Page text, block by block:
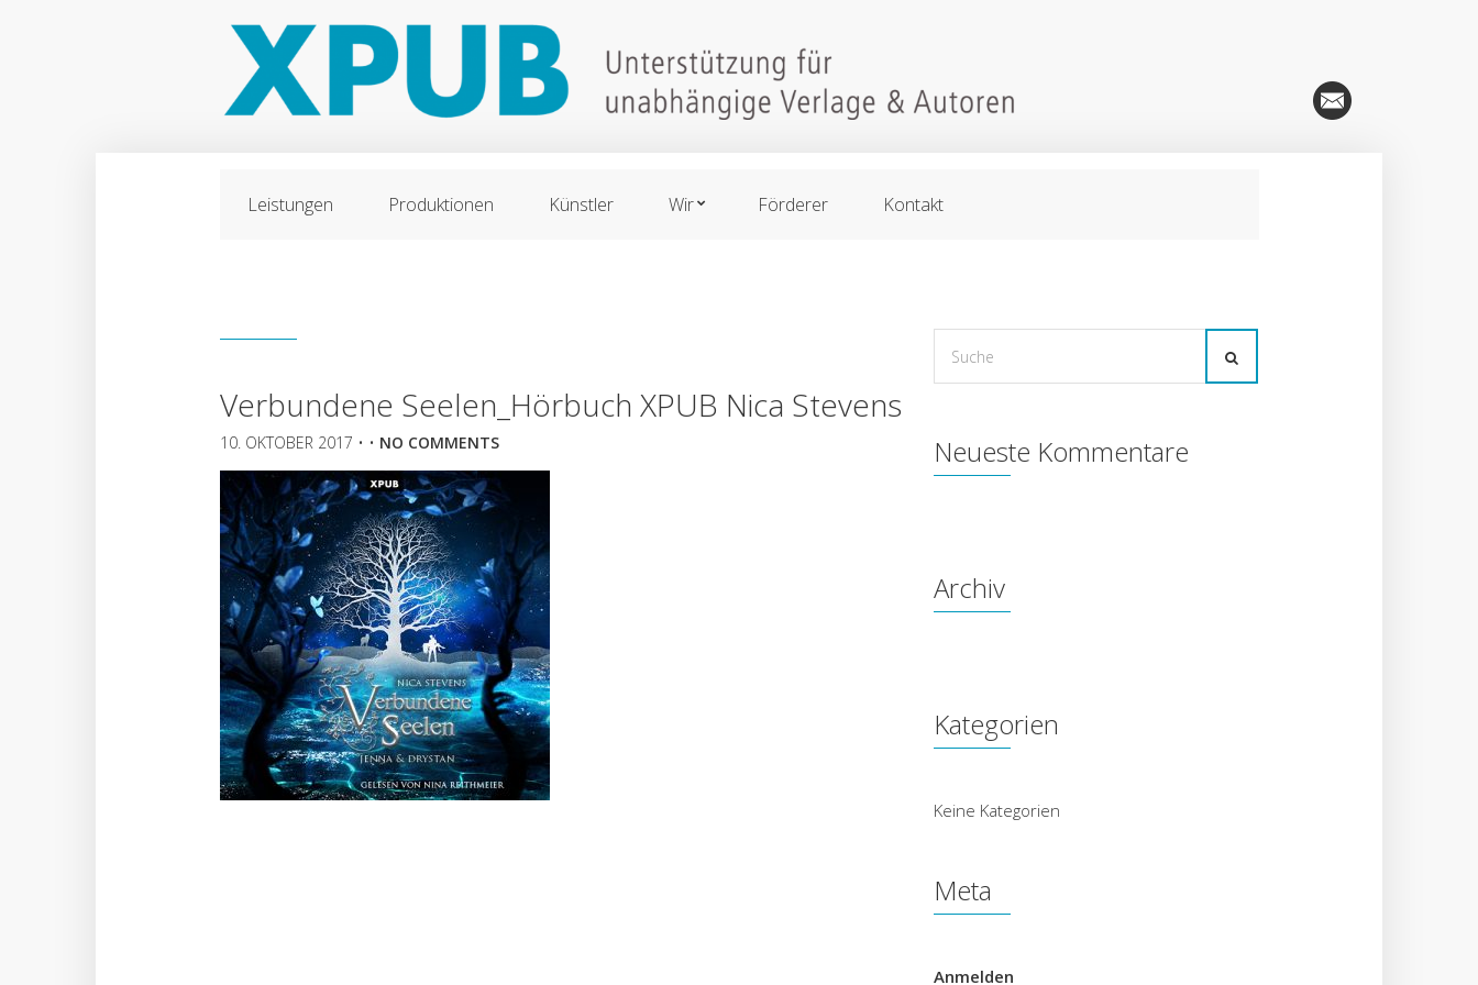
Leistungen Produktionen Künstler Wir Förderer Kontakt
Verbundene Seelen_Hörbuch XPUB Nica Stevens
10. OKTOBER 2017 • • NO COMMENTS
for:
Neueste Kommentare
Archiv
Kategorien
Keine Kategorien
Meta
Anmelden